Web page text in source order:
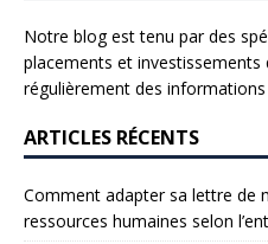
Notre blog est tenu par des
placements et
régulièrement des
ARTICLES RÉCENTS
Comment adapter sa lettre de
ressources humaines selon